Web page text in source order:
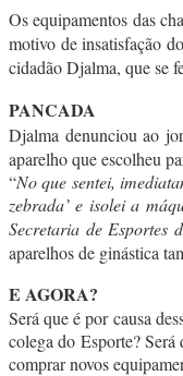
Os equipamentos das
motivo de insatisfação
cidadão Djalma, que se
PANCADA
Djalma denunciou ao
aparelho que escolheu
“No que sentei,
zebrada’ e isolei a
Secretaria de Esportes
aparelhos de ginástica
E AGORA?
Será que é por causa
colega do Esporte?
comprar novos